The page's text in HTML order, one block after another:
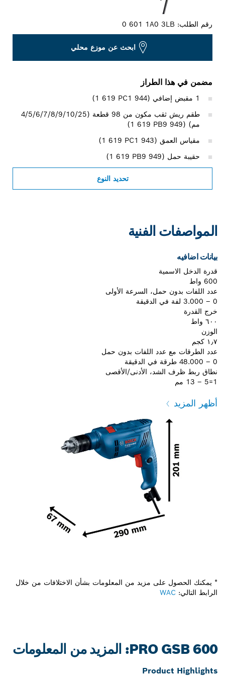
رقم الطلب:0 601 1A0 3LB
ابحث عن موزع محلي
مضمن في هذا الطراز
طقم ريش ثقب مكون من 98 قطعة (4/5/6/7/8/9/10/25
مم) (‎1 619 PB9 949)
مقياس العمق (‎1 619 PC1 943)
حقيبة حمل (‎1 619 PB9 949)
تحديد النوع
المواصفات الفنية
بيانات اضافيه
قدرة الدخل الاسمية
600 واط
عدد اللفات بدون حمل، السرعة الأولى
خرج القدرة
٦٠٠ واط
الوزن
١٫٧ كجم
عدد الطرقات مع عدد اللفات بدون حمل
نطاق ربط ظرف الشد، الأدنى/الأقصى
أظهر المزيد
* يمكنك الحصول على مزيد من المعلومات بشأن الاختلافات من خلال
الرابط التالي: WAC
PRO GSB 600: المزيد من المعلومات
Product Highlights